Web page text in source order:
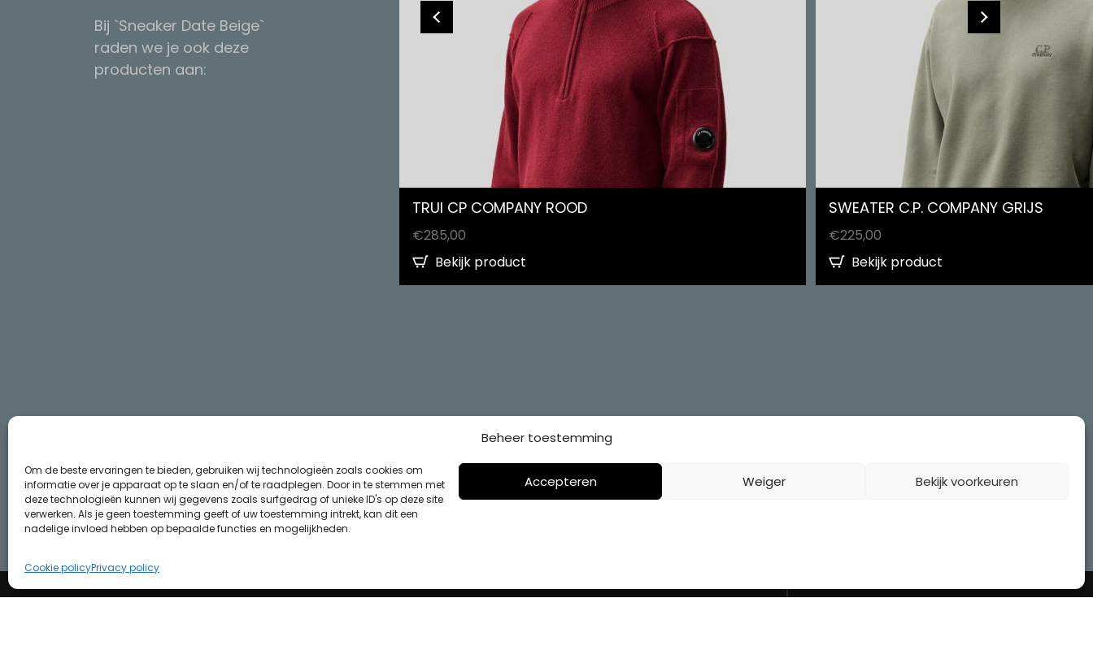
Beheer toestemming
Om de beste ervaringen te bieden, gebruiken wij technologieën zoals cookies om
informatie over je apparaat op te slaan en/of te raadplegen. Door in te stemmen met
deze technologieën kunnen wij gegevens zoals surfgedrag of unieke ID's op deze site
verwerken. Als je geen toestemming geeft of uw toestemming intrekt, kan dit een
nadelige invloed hebben op bepaalde functies en mogelijkheden.
Accepteren Weiger Bekijk voorkeuren
Cookie policyPrivacy policy
Bij `Sneaker Date Beige`
raden we je ook deze
producten aan:
TRUI CP COMPANY ROOD
€285,00
Bekijk product
SWEATER C.P. COMPANY GRIJS
€225,00
Bekijk product